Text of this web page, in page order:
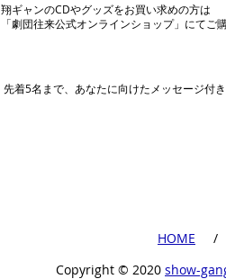
​翔ギャンのCDやグッズをお買い求めの方は
「劇団往来公式オンラインショップ」にてご
先着5名まで、あなたに向けたメッセージ付
​HOME
​ /
Copyright ©︎ 2020 show-